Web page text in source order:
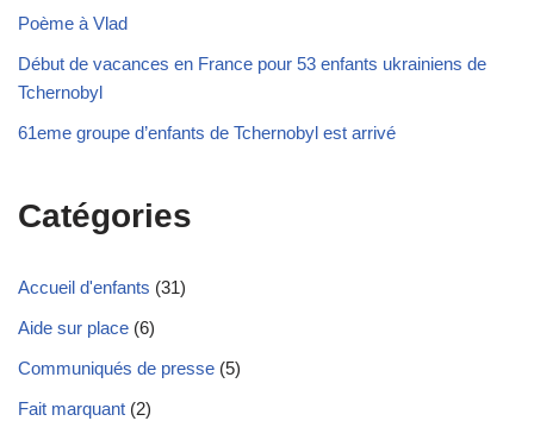
Poème à Vlad
Début de vacances en France pour 53 enfants ukrainiens de
Tchernobyl
61eme groupe d’enfants de Tchernobyl est arrivé
Catégories
Accueil d'enfants (31)
Aide sur place (6)
Communiqués de presse (5)
Fait marquant (2)